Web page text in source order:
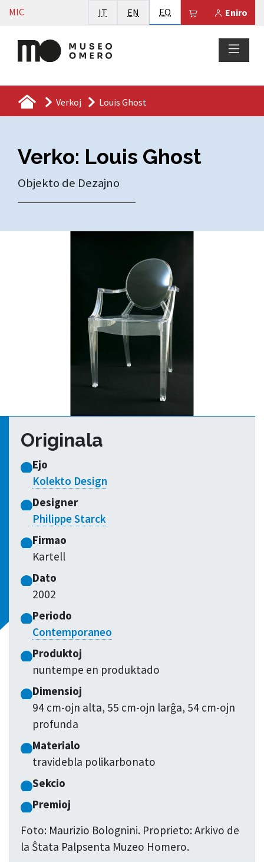
Vai al contenuto
MIC Eniro
Il tuo carrello
IT Italiano
EN English
EO Esperanto
Verkoj Louis Ghost
Verko: Louis Ghost
Objekto de Dezajno
Originala
Ejo
Kolekto Design
Designer
Philippe Starck
Firmao
Kartell
Dato
2002
Periodo
Contemporaneo
Produktoj
nuntempe en produktado
Dimensioj
94 cm-ojn alta, 55 cm-ojn larĝa, 54 cm-ojn
profunda
Materialo
travidebla polikarbonato
Sekcio
Premioj
Foto: Maurizio Bolognini. Proprieto: Arkivo de
la Ŝtata Palpsenta Muzeo Homero.